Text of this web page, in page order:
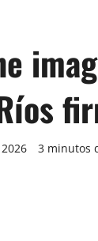
3 minutos